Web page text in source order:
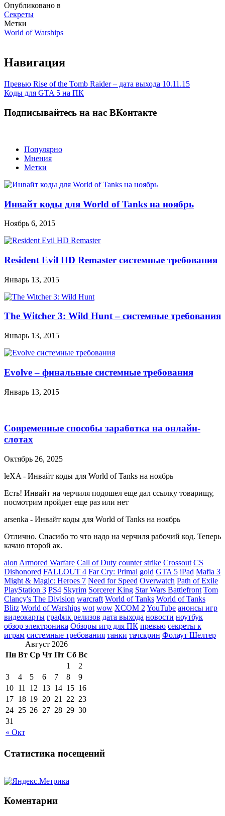
Опубликовано в
Секреты
Метки
World of Warships
Навигация
Превью Rise of the Tomb Raider – дата выхода 10.11.15
Коды для GTA 5 на ПК
Подписывайтесь на нас ВКонтакте
Популярно
Мнения
Метки
Инвайт коды для World of Tanks на ноябрь
Ноябрь 6, 2015
Resident Evil HD Remaster системные требования
Январь 13, 2015
The Witcher 3: Wild Hunt – системные требования
Январь 13, 2015
Evolve – финальные системные требования
Январь 13, 2015
Современные способы заработка на онлайн-
слотах
Октябрь 26, 2025
leXA - Инвайт коды для World of Tanks на ноябрь
Есть! Инвайт на черчиля подошел еще дал ссылку товарищу,
посмотрим пройдет еще раз или нет
arsenka - Инвайт коды для World of Tanks на ноябрь
Отлично. Спасибо то что надо на черчиля рабочий код. Теперь
качаю второй ак.
aion Armored Warfare Call of Duty counter strike Crossout CS
Dishonored FALLOUT 4 Far Cry: Primal gold GTA 5 iPad Mafia 3
Might & Magic: Heroes 7 Need for Speed Overwatch Path of Exile
PlayStation 3 PS4 Skyrim Sorcerer King Star Wars Battlefront Tom
Clancy's The Division warcraft World of Tanks World of Tanks
Blitz World of Warships wot wow XCOM 2 YouTube анонсы игр
видеокарты график релизов дата выхода новости ноутбук
обзор электроника Обзоры игр для ПК превью секреты к
играм системные требования танки тачскрин Фолаут Шелтер
Август 2026
Пн Вт Ср Чт Пт Сб Вс
« Окт
1
2
3
4 5 6 7 8
9
10 11 12 13 14 15 16
17 18 19 20 21 22 23
24 25 26 27 28 29 30
31
Статистика посещений
Коментарии